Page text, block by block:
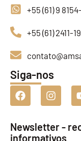
+55 (61) 9
+55 (61) 2411-
Siga-nos
Newsletter -
informativos